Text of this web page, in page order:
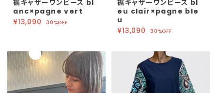
裾ギャザーワンピース bl
anc×pagne vert
¥13,090
30%OFF
裾ギャザーワンピース bl
eu clair×pagne ble
u
¥13,090
30%OFF